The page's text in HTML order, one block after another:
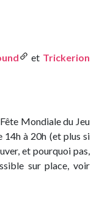
et Trickerion
Mondiale du Jeu
14h à 20h (et plus si
et pourquoi pas,
sur place, voir